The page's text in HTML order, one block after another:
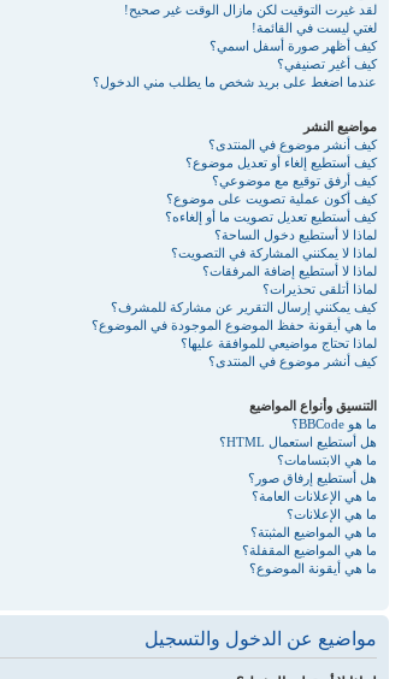
لقد غيرت التوقيت لكن مازال الوقت غير صحيح!
لغتي ليست في القائمة!
كيف أظهر صورة أسفل اسمي؟
كيف أغير تصنيفي؟
عندما اضغط على بريد شخص ما يطلب مني الدخول؟
مواضيع النشر
كيف أنشر موضوع في المنتدى؟
كيف أستطيع إلغاء أو تعديل موضوع؟
كيف أرفق توقيع مع موضوعي؟
كيف أكون عملية تصويت على موضوع؟
كيف أستطيع تعديل تصويت ما أو إلغاءه؟
لماذا لا أستطيع دخول الساحة؟
لماذا لا يمكنني المشاركة في التصويت؟
لماذا لا أستطيع إضافة المرفقات؟
لماذا أتلقى تحذيرات؟
كيف يمكنني إرسال التقرير عن مشاركة للمشرف؟
ما هي أيقونة حفظ الموضوع الموجودة في الموضوع؟
لماذا تحتاج مواضيعي للموافقة عليها؟
كيف أنشر موضوع في المنتدى؟
التنسيق وأنواع المواضيع
ما هو BBCode؟
هل أستطيع استعمال HTML؟
ما هي الابتسامات؟
هل أستطيع إرفاق صور؟
ما هي الإعلانات العامة؟
ما هي الإعلانات؟
ما هي المواضيع المثبتة؟
ما هي المواضيع المقفلة؟
ما هي أيقونة الموضوع؟
مواضيع عن الدخول والتسجيل